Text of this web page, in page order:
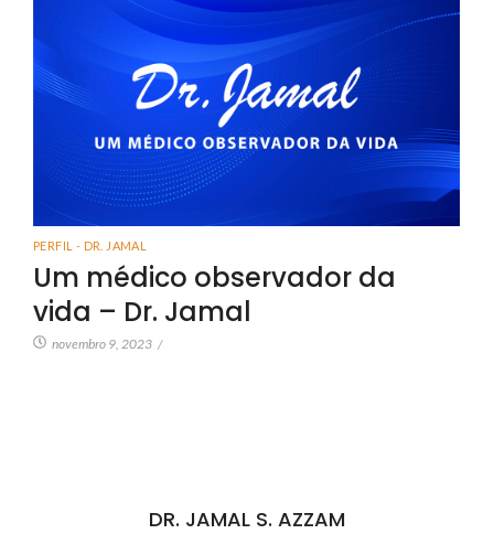
PERFIL - DR. JAMAL
Um médico observador da
vida – Dr. Jamal
novembro 9, 2023 /
DR. JAMAL S. AZZAM